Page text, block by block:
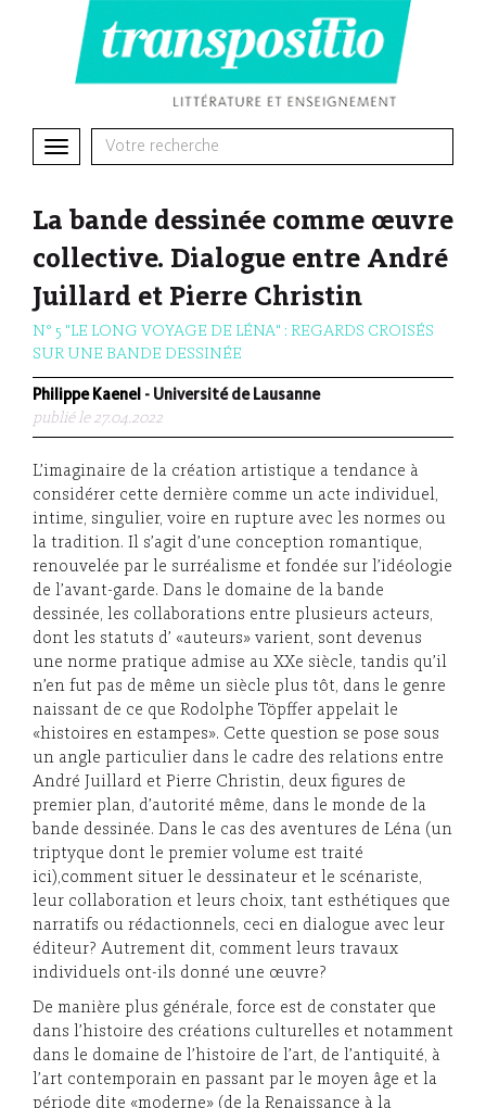
Toggle
La bande dessinée comme œuvre
collective. Dialogue entre André
Juillard et Pierre Christin
N° 5 "LE LONG VOYAGE DE LÉNA" : REGARDS CROISÉS
SUR UNE BANDE DESSINÉE
Philippe Kaenel - Université de Lausanne
publié le 27.04.2022
L’imaginaire de la création artistique a tendance à
considérer cette dernière comme un acte individuel,
intime, singulier, voire en rupture avec les normes ou
la tradition. Il s’agit d’une conception romantique,
renouvelée par le surréalisme et fondée sur l’idéologie
de l’avant-garde. Dans le domaine de la bande
dessinée, les collaborations entre plusieurs acteurs,
dont les statuts d’ «auteurs» varient, sont devenus
une norme pratique admise au XXe siècle, tandis qu’il
n’en fut pas de même un siècle plus tôt, dans le genre
naissant de ce que Rodolphe Töpffer appelait le
«histoires en estampes». Cette question se pose sous
un angle particulier dans le cadre des relations entre
André Juillard et Pierre Christin, deux figures de
premier plan, d’autorité même, dans le monde de la
bande dessinée. Dans le cas des aventures de Léna (un
triptyque dont le premier volume est traité
ici),comment situer le dessinateur et le scénariste,
leur collaboration et leurs choix, tant esthétiques que
narratifs ou rédactionnels, ceci en dialogue avec leur
éditeur? Autrement dit, comment leurs travaux
individuels ont-ils donné une œuvre?
De manière plus générale, force est de constater que
dans l’histoire des créations culturelles et notamment
dans le domaine de l’histoire de l’art, de l’antiquité, à
l’art contemporain en passant par le moyen âge et la
période dite «moderne» (de la Renaissance à la